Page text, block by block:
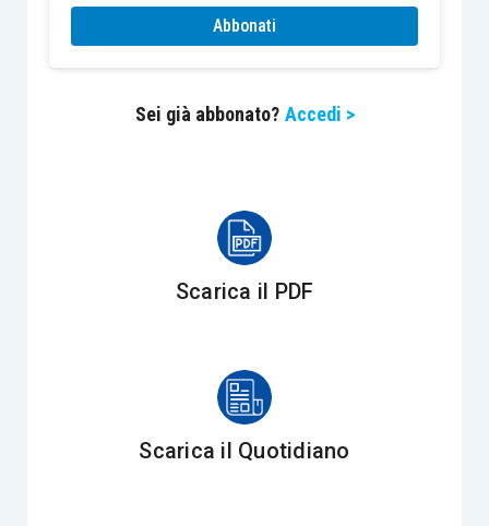
attuali processi commerciali
Massimo Buongiorno
Professore di Finanza Aziendale
Università Bocconi Milano
Abbonati
Sei già abbonato? Accedi >
Scarica il PDF
Scarica il Quotidiano